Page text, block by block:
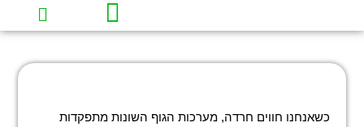
כשאנחנו חווים חרדה, מערכות הגוף השונות מתפקדות